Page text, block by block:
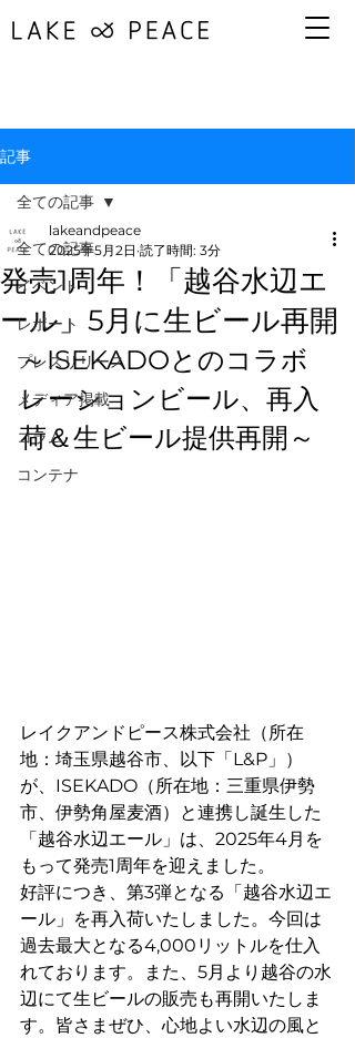
記事
全ての記事
イベント
レポート
プレスリリース
メディア掲載
コラム
コンテナ
全ての記事
発売1周年！「越谷水辺エ
ール」5月に生ビール再開
lakeandpeace
2025年5月2日 読了時間: 3分
～ISEKADOとのコラボ
レーションビール、再入
荷＆生ビール提供再開～
レイクアンドピース株式会社（所在
地：埼玉県越谷市、以下「L&P」）
が、ISEKADO（所在地：三重県伊勢
市、伊勢角屋麦酒）と連携し誕生した
「越谷水辺エール」は、2025年4月を
もって発売1周年を迎えました。
好評につき、第3弾となる「越谷水辺エ
ール」を再入荷いたしました。今回は
過去最大となる4,000リットルを仕入
れております。また、5月より越谷の水
辺にて生ビールの販売も再開いたしま
す。皆さまぜひ、心地よい水辺の風と